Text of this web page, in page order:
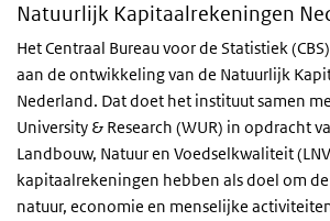
Natuurlijk Kapitaalrekeningen
Het Centraal Bureau voor de Statistiek
aan de ontwikkeling van de Natuurlijk
Nederland. Dat doet het instituut samen
University & Research (WUR) in opdracht
Landbouw, Natuur en Voedselkwaliteit
kapitaalrekeningen hebben als doel om
natuur, economie en menselijke